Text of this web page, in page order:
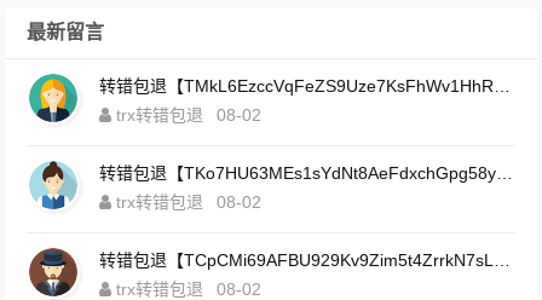
最新留言
trx转错包退
08-02
trx转错包退
08-02
trx转错包退
08-02